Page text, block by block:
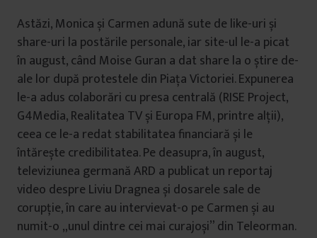
Astăzi, Monica și Carmen adună sute de like-uri și
share-uri la postările personale, iar site-ul le-a picat
în august, când Moise Guran a dat share la o știre de-
ale lor după protestele din Piața Victoriei. Expunerea
le-a adus colaborări cu presa centrală (RISE Project,
G4Media, Realitatea TV și Europa FM, printre alții),
ceea ce le-a redat stabilitatea financiară și le
întărește credibilitatea. Pe deasupra, în august,
televiziunea germană ARD a publicat un reportaj
video despre Liviu Dragnea și dosarele sale de
corupție, în care au intervievat-o pe Carmen și au
numit-o „unul dintre cei mai curajoși” din Teleorman.